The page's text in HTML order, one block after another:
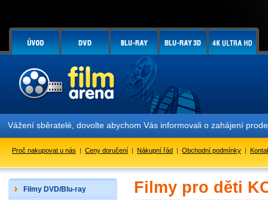
Vážení sběratelé, dovolte abychom Vás informovali o zahájení
Proč nakupovat u nás | Ceny doručení | Nákupní řád | Obchodní podmínky |
Filmy DVD/Blu-ray
Filmy pro děti